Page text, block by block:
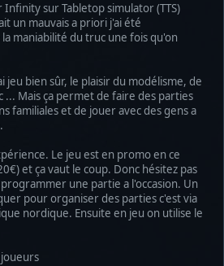
Infinity sur Tabletop simulator (TTS)
un mauvais a priori j'ai été
maniabilité du truc une fois qu'on
jeu bien sûr, le plaisir du modélisme, de
Mais ça permet de faire des parties
familiales et de jouer avec des gens a
Le jeu est en promo en ce
et ça vaut le coup. Donc hésitez pas
une partie a l'occasion. Un
pour organiser des parties c'est via
nordique. Ensuite en jeu on utilise le